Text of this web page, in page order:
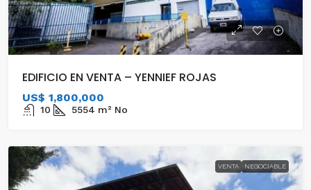
EDIFICIO EN VENTA – YENNIEF ROJAS
US$ 1,800,000
10 5554 m² No
VENTA NEGOCIABLE